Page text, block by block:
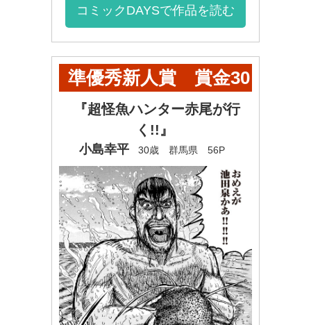
コミックDAYSで作品を読む
準優秀新人賞 賞金30
万円『超怪魚ハンター赤尾が行
く!!』
小島幸平 30歳 群馬県 56P